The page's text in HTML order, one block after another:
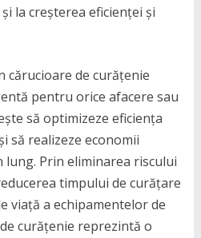
la creșterea eficienței și
cărucioare de curățenie
pentru orice afacere sau
să optimizeze eficiența
să realizeze economii
lung. Prin eliminarea riscului
timpului de curățare
viață a echipamentelor de
curățenie reprezintă o